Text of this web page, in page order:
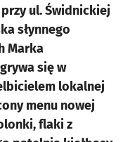
ul. Świdnickiej
słynnego
Marka
się w
lokalnej
menu nowej
flaki z